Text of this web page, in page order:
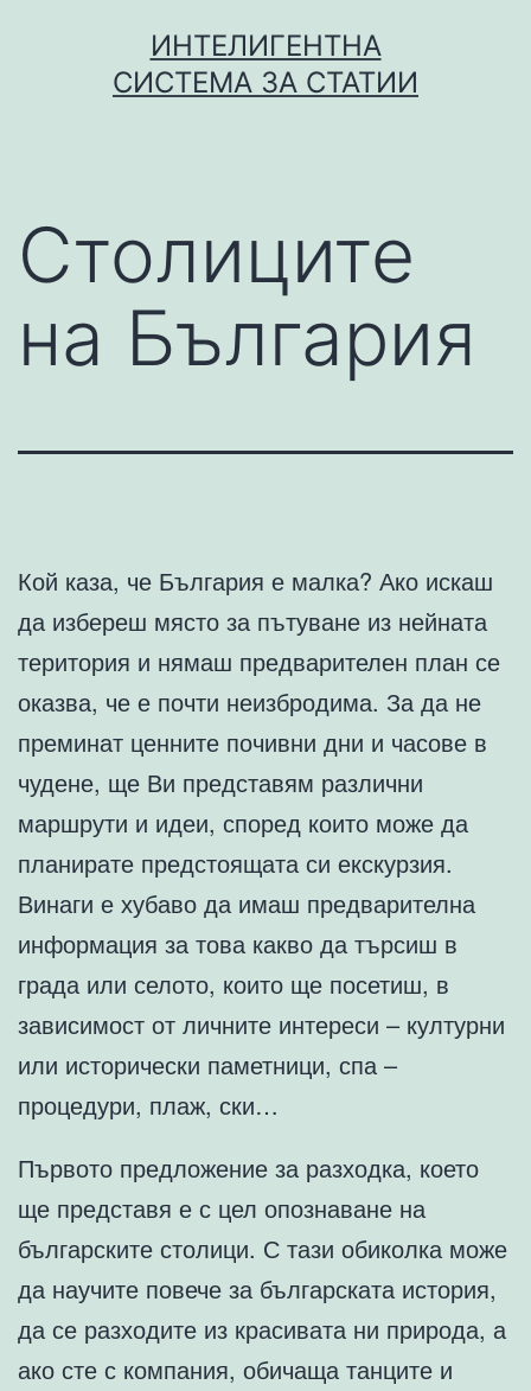
ИНТЕЛИГЕНТНА
СИСТЕМА ЗА СТАТИИ
Столиците
на България
Кой каза, че България е малка? Ако искаш
да избереш място за пътуване из нейната
територия и нямаш предварителен план се
оказва, че е почти неизбродима. За да не
преминат ценните почивни дни и часове в
чудене, ще Ви представям различни
маршрути и идеи, според които може да
планирате предстоящата си екскурзия.
Винаги е хубаво да имаш предварителна
информация за това какво да търсиш в
града или селото, които ще посетиш, в
зависимост от личните интереси – културни
или исторически паметници, спа –
процедури, плаж, ски…
Първото предложение за разходка, което
ще представя е с цел опознаване на
българските столици. С тази обиколка може
да научите повече за българската история,
да се разходите из красивата ни природа, а
ако сте с компания, обичаща танците и